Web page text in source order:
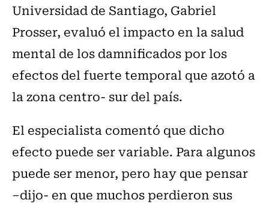
Universidad de Santiago, Gabriel
Prosser, evaluó el impacto en la salud
mental de los damnificados por los
efectos del fuerte temporal que azotó a
la zona centro- sur del país.
El especialista comentó que dicho
efecto puede ser variable. Para algunos
puede ser menor, pero hay que pensar
–dijo- en que muchos perdieron sus